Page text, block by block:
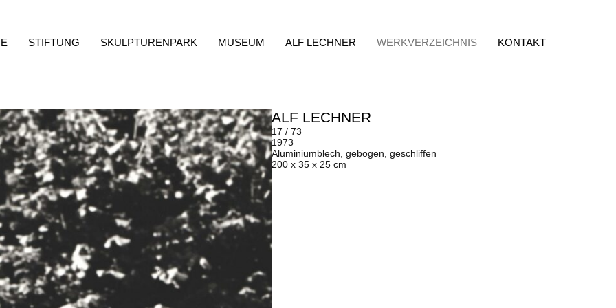
STIFTUNG SKULPTURENPARK MUSEUM ALF LECHNER WERKVERZEICHNIS KONTAKT
ALF LECHNER
17 / 73
1973
Aluminiumblech, gebogen, geschliffen
200 x 35 x 25 cm